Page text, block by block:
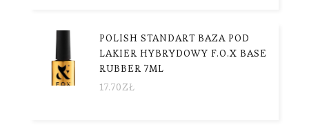
POLISH STANDART BAZA POD
LAKIER HYBRYDOWY F.O.X BASE
RUBBER 7ML
17.70ZŁ